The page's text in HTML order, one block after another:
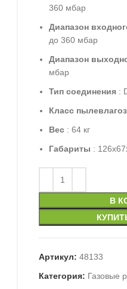
360 мбар
Диапазон
до 360 мбар
Диапазон
мбар
Тип соединения :
Класс
Вес : 64 кг
Габариты :
В
Артикул: 48133
Категория: Газовые